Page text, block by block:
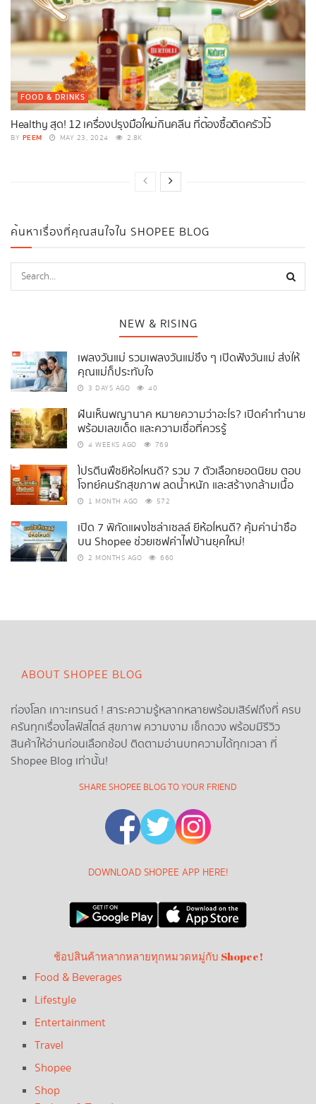
FOOD & DRINKS
Healthy สุด! 12 เครื่องปรุงมือใหม่กินคลีน ที่ต้องซื้อติดครัวไว้
BY PEEM MAY 23, 2024 2.8K
ค้นหาเรื่องที่คุณสนใจใน SHOPEE BLOG
NEW & RISING
เพลงวันแม่ รวมเพลงวันแม่ซึ้ง ๆ เปิดฟังวันแม่ ส่งให้
คุณแม่ก็ประทับใจ
3 DAYS AGO 40
ฝันเห็นพญานาค หมายความว่าอะไร? เปิดคำทำนาย
พร้อมเลขเด็ด และความเชื่อที่ควรรู้
4 WEEKS AGO 769
โปรตีนพืชยี่ห้อไหนดี? รวม 7 ตัวเลือกยอดนิยม ตอบ
โจทย์คนรักสุขภาพ ลดน้ำหนัก และสร้างกล้ามเนื้อ
1 MONTH AGO 572
เปิด 7 พิกัดแผงโซล่าเซลล์ ยี่ห้อไหนดี? คุ้มค่าน่าซื้อ
บน Shopee ช่วยเซฟค่าไฟบ้านยุคใหม่!
2 MONTHS AGO 660
ABOUT SHOPEE BLOG
ท่องโลก เกาะเทรนด์ ! สาระความรู้หลากหลายพร้อมเสิร์ฟถึงที่ ครบ
ครันทุกเรื่องไลฟ์สไตล์ สุขภาพ ความงาม เช็กดวง พร้อมมีรีวิว
สินค้าให้อ่านก่อนเลือกช้อป ติดตามอ่านบทความได้ทุกเวลา ที่
Shopee Blog เท่านั้น!
SHARE SHOPEE BLOG TO YOUR FRIEND
DOWNLOAD SHOPEE APP HERE!
ช้อปสินค้าหลากหลายทุกหมวดหมู่กับ Shopee!
Food & Beverages
Lifestyle
Entertainment
Travel
Shopee
Shop